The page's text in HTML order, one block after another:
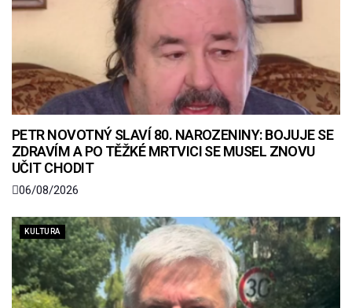
PETR NOVOTNÝ SLAVÍ 80. NAROZENINY: BOJUJE SE
ZDRAVÍM A PO TĚŽKÉ MRTVICI SE MUSEL ZNOVU
UČIT CHODIT
06/08/2026
KULTURA